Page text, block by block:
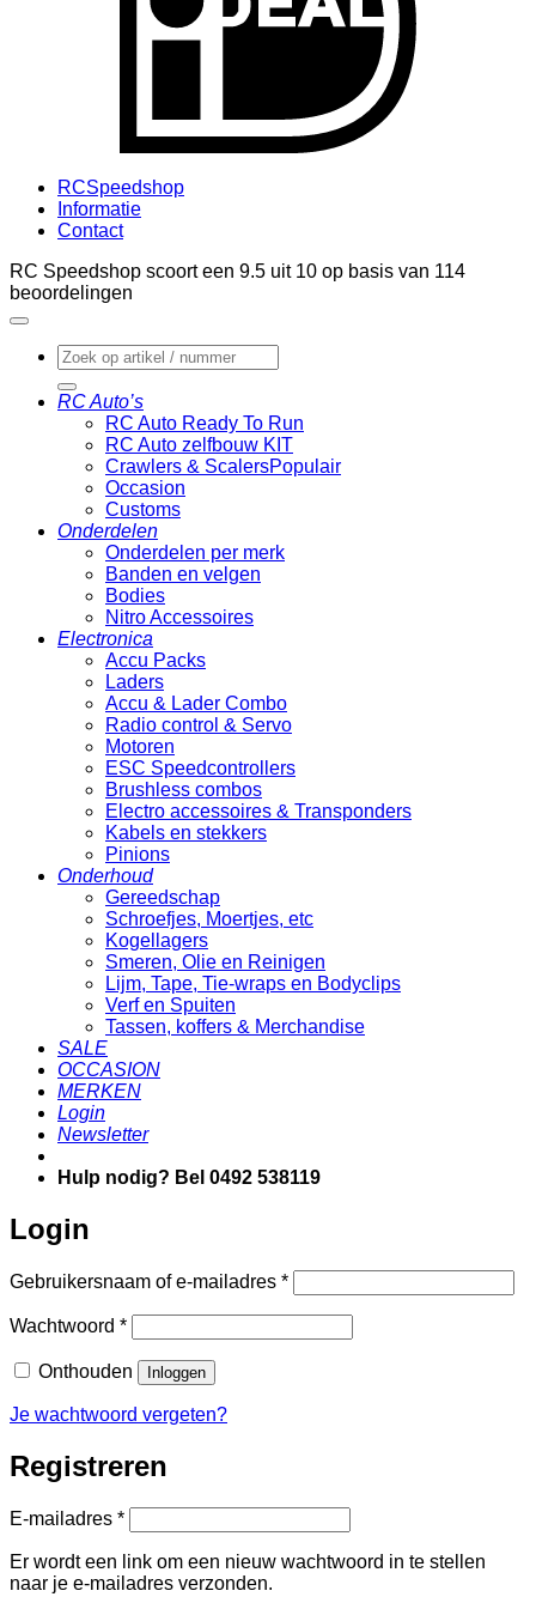
RCSpeedshop
Informatie
Contact
RC Speedshop scoort een 9.5 uit 10 op basis van 114
beoordelingen
Zoeken
naar:
RC Auto’s
RC Auto Ready To Run
RC Auto zelfbouw KIT
Crawlers & Scalers
Occasion
Customs
Onderdelen
Onderdelen per merk
Banden en velgen
Bodies
Nitro Accessoires
Electronica
Accu Packs
Laders
Accu & Lader Combo
Radio control & Servo
Motoren
ESC Speedcontrollers
Brushless combos
Electro accessoires & Transponders
Kabels en stekkers
Pinions
Onderhoud
Gereedschap
Schroefjes, Moertjes, etc
Kogellagers
Smeren, Olie en Reinigen
Lijm, Tape, Tie-wraps en Bodyclips
Verf en Spuiten
Tassen, koffers & Merchandise
SALE
OCCASION
MERKEN
Login
Newsletter
Hulp nodig? Bel 0492 538119
Login
Gebruikersnaam of e-mailadres *Vereist
Wachtwoord *Vereist
Onthouden Inloggen
Je wachtwoord vergeten?
Registreren
E-mailadres *Vereist
Er wordt een link om een nieuw wachtwoord in te stellen
naar je e-mailadres verzonden.